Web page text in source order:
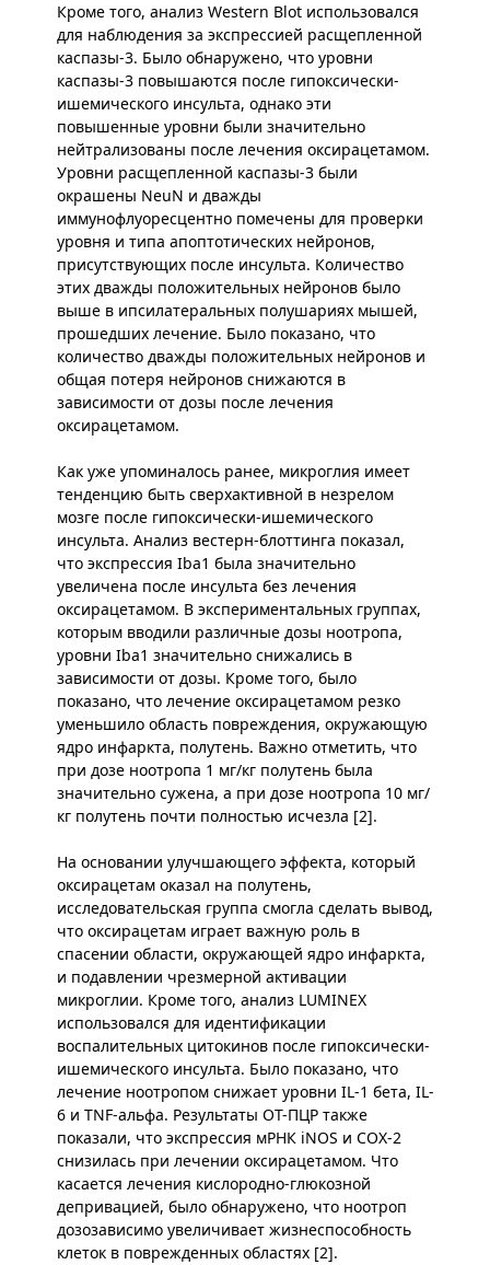
Кроме того, анализ Western Blot использовался
для наблюдения за экспрессией расщепленной
каспазы-3. Было обнаружено, что уровни
каспазы-3 повышаются после гипоксически-
ишемического инсульта, однако эти
повышенные уровни были значительно
нейтрализованы после лечения оксирацетамом.
Уровни расщепленной каспазы-3 были
окрашены NeuN и дважды
иммунофлуоресцентно помечены для проверки
уровня и типа апоптотических нейронов,
присутствующих после инсульта. Количество
этих дважды положительных нейронов было
выше в ипсилатеральных полушариях мышей,
прошедших лечение. Было показано, что
количество дважды положительных нейронов и
общая потеря нейронов снижаются в
зависимости от дозы после лечения
оксирацетамом.
Как уже упоминалось ранее, микроглия имеет
тенденцию быть сверхактивной в незрелом
мозге после гипоксически-ишемического
инсульта. Анализ вестерн-блоттинга показал,
что экспрессия Iba1 была значительно
увеличена после инсульта без лечения
оксирацетамом. В экспериментальных группах,
которым вводили различные дозы ноотропа,
уровни Iba1 значительно снижались в
зависимости от дозы. Кроме того, было
показано, что лечение оксирацетамом резко
уменьшило область повреждения, окружающую
ядро инфаркта, полутень. Важно отметить, что
при дозе ноотропа 1 мг/кг полутень была
значительно сужена, а при дозе ноотропа 10 мг/
кг полутень почти полностью исчезла [2].
На основании улучшающего эффекта, который
оксирацетам оказал на полутень,
исследовательская группа смогла сделать вывод,
что оксирацетам играет важную роль в
спасении области, окружающей ядро инфаркта,
и подавлении чрезмерной активации
микроглии. Кроме того, анализ LUMINEX
использовался для идентификации
воспалительных цитокинов после гипоксически-
ишемического инсульта. Было показано, что
лечение ноотропом снижает уровни IL-1 бета, IL-
6 и TNF-альфа. Результаты ОТ-ПЦР также
показали, что экспрессия мРНК iNOS и COX-2
снизилась при лечении оксирацетамом. Что
касается лечения кислородно-глюкозной
депривацией, было обнаружено, что ноотроп
дозозависимо увеличивает жизнеспособность
клеток в поврежденных областях [2].